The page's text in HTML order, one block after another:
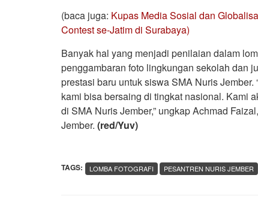
(baca juga: Kupas Media Sosial dan
Contest se-Jatim di Surabaya)
Banyak hal yang menjadi penilaian dalam
penggambaran foto lingkungan sekolah dan
prestasi baru untuk siswa SMA Nuris
kami bisa bersaing di tingkat nasional. Kami
di SMA Nuris Jember,” ungkap Achmad
Jember. (red/Yuv)
TAGS: LOMBA FOTOGRAFI PESANTREN NURIS JEMBER